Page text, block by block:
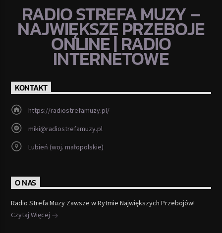
RADIO STREFA MUZY –
NAJWIĘKSZE PRZEBOJE
ONLINE | RADIO
INTERNETOWE
KONTAKT
https://radiostrefamuzy.pl/
miki@radiostrefamuzy.pl
Lubień (woj. małopolskie)
O NAS
Radio Strefa Muzy Zawsze w Rytmie Największych Przebojów!
Czytaj Więcej